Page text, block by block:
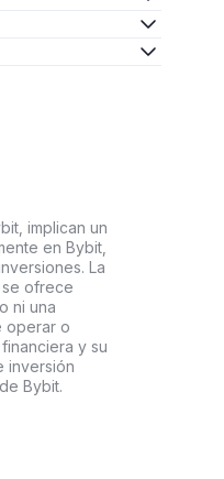
implican un
en Bybit,
La
ofrece
ni una
operar o
y su
inversión
Bybit.